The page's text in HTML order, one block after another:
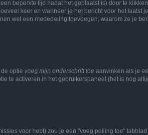
beperkte tijd nadat het geplaatst is) door te
keer en wanneer je het bericht voor het laatst je
wel een mededeling toevoegen, waarom ze je
optie voeg mijn onderschrift toe aanvinken als je
te activeren in het gebruikerspaneel (het is nog
voor hebt) zou je een "voeg peiling toe" tabblad